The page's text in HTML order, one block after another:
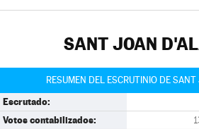
SANT JOAN
RESUMEN DEL ESCRUTINIO DE
Escrutado:
Votos contabilizados: